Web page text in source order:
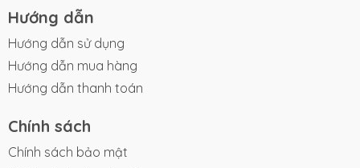
Hướng dẫn
Hướng dẫn sử dụng
Hướng dẫn mua hàng
Hướng dẫn thanh toán
Chính sách
Chính sách bảo mật